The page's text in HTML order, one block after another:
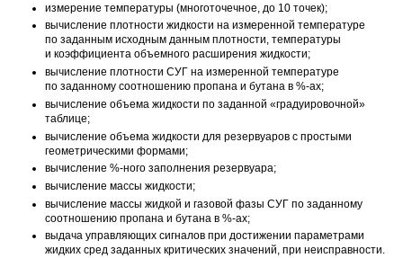
измерение температуры (многоточечное, до 10 точек);
вычисление плотности жидкости на измеренной температуре
по заданным исходным данным плотности, температуры
и коэффициента объемного расширения жидкости;
вычисление плотности СУГ на измеренной температуре
по заданному соотношению пропана и бутана в %-ах;
вычисление объема жидкости по заданной «градуировочной»
таблице;
вычисление объема жидкости для резервуаров с простыми
геометрическими формами;
вычисление %-ного заполнения резервуара;
вычисление массы жидкости;
вычисление массы жидкой и газовой фазы СУГ по заданному
соотношению пропана и бутана в %-ах;
выдача управляющих сигналов при достижении параметрами
жидких сред заданных критических значений, при неисправности.